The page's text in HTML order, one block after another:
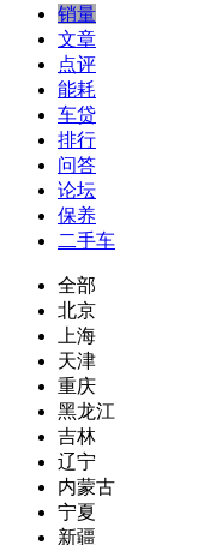
销量
文章
点评
能耗
车贷
排行
问答
论坛
保养
二手车
全部
北京
上海
天津
重庆
黑龙江
吉林
辽宁
内蒙古
宁夏
新疆